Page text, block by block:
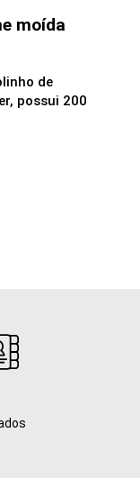
moída
de
possui 200